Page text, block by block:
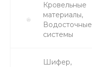
Кровельные
материалы,
Водосточные
системы
Шифер,